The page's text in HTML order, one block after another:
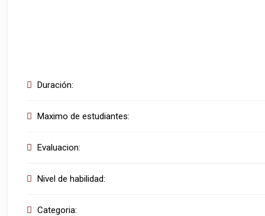
Duración:
Maximo de estudiantes:
Evaluacion:
Nivel de habilidad:
Categoria: